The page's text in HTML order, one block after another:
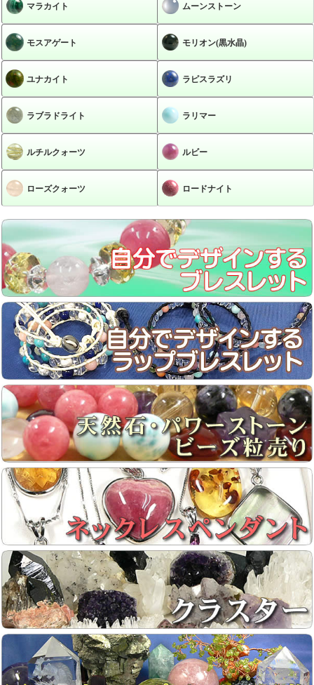
マラカイト ムーンストーン
モスアゲート モリオン(黒水晶)
ユナカイト ラピスラズリ
ラブラドライト ラリマー
ルチルクォーツ ルビー
ローズクォーツ ロードナイト